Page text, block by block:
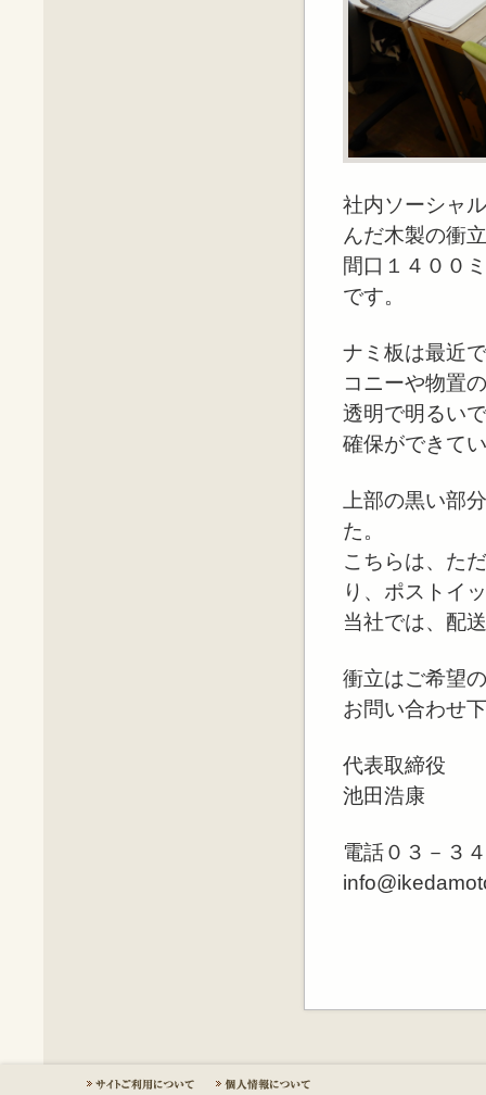
社内ソーシャ
んだ木製の衝
間口１４００
です。
ナミ板は最近
コニーや物置
透明で明るい
確保ができて
上部の黒い部
た。
こちらは、た
り、ポストイ
当社では、配
衝立はご希望
お問い合わせ
代表取締役
池田浩康
電話０３－３